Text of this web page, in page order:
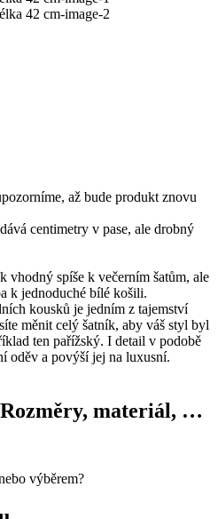
až bude produkt znovu
centimetry v pase, ale drobný
vhodný spíše k večerním šatům, ale
k jednoduché bílé košili.
kousků je jedním z tajemství
měnit celý šatník, aby váš styl byl
ten pařížský. I detail v podobě
oděv a povýší jej na luxusní.
Rozměry, materiál, …
výběrem?